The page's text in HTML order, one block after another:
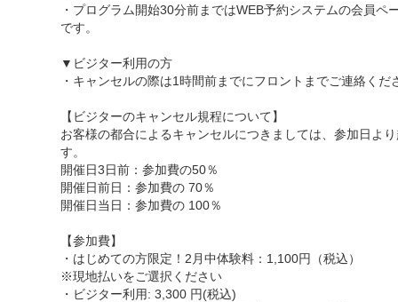
・プログラム開始30分前まではWEB予約システムの会員
です。
▼ビジター利用の方
・キャンセルの際は1時間前までにフロントまでご連絡くだ
【ビジターのキャンセル規程について】
お客様の都合によるキャンセルにつきましては、参加日よ
す。
開催日3日前：参加費の50％
開催日前日：参加費の 70％
開催日当日：参加費の 100％
【参加費】
・はじめての方限定！2月中体験料：1,100円（税込）
※現地払いをご選択ください
・ビジター利用: 3,300 円(税込)